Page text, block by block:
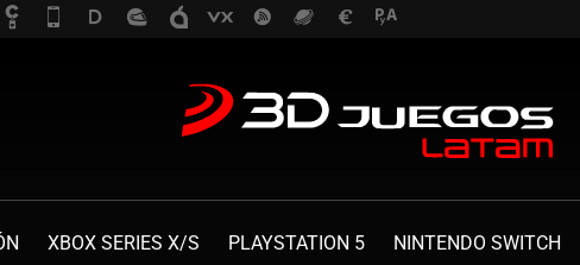
XBOX SERIES X/S PLAYSTATION 5 NINTENDO SWITCH